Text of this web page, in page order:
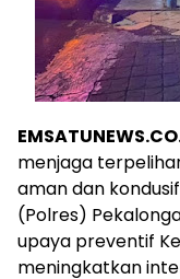
menjaga
aman dan
(Polres)
upaya preventif
meningkatkan